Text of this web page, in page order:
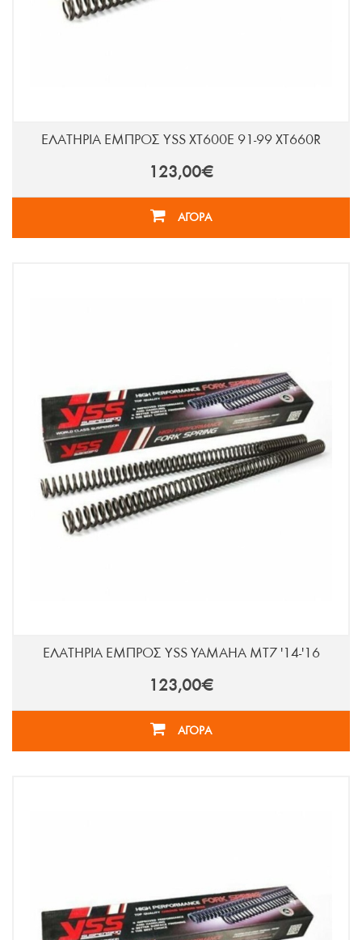
ΕΛΑΤΗΡΙΑ ΕΜΠΡΟΣ YSS XT600E 91-99 XT660R
123,00€
ΑΓΟΡΑ
ΕΛΑΤΗΡΙΑ ΕΜΠΡΟΣ YSS YAMAHA MT7 '14-'16
123,00€
ΑΓΟΡΑ